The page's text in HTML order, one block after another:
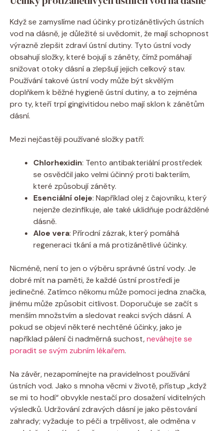
Když se zamyslíme nad účinky protizánětlivých ústních
vod na dásně, je důležité si uvědomit, že mají schopnost
výrazně zlepšit zdraví ústní dutiny. Tyto ústní vody
obsahují složky, které bojují s záněty, čímž pomáhají
snižovat otoky dásní a zlepšují jejich celkový stav.
Používání takové ústní vody může být skvělým
doplňkem k běžné hygieně ústní dutiny, a to zejména
pro ty, kteří trpí gingivitidou nebo mají sklon k zánětům
dásní.
Mezi nejčastěji používané složky patří:
Chlorhexidin: Tento antibakteriální prostředek
se osvědčil jako velmi účinný proti bakteriím,
které způsobují záněty.
Esenciální oleje: Například olej z čajovníku, který
nejenže dezinfikuje, ale také uklidňuje podrážděné
dásně.
Aloe vera: Přírodní zázrak, který pomáhá
regeneraci tkání a má protizánětlivé účinky.
Nicméně, není to jen o výběru správné ústní vody. Je
dobré mít na paměti, že každé ústní prostředí je
jedinečné. Zatímco někomu může pomoci jedna značka,
jinému může způsobit citlivost. Doporučuje se začít s
menším množstvím a sledovat reakci svých dásní. A
pokud se objeví některé nechtěné účinky, jako je
například pálení či nadměrná suchost,neváhejte se
poradit se svým zubním lékařem.
Na závěr, nezapomínejte na pravidelnost používání
ústních vod. Jako s mnoha věcmi v životě, přístup „když
se mi to hodí“ obvykle nestačí pro dosažení viditelných
výsledků. Udržování zdravých dásní je jako pěstování
zahrady; vyžaduje to péči a trpělivost, ale odměna v